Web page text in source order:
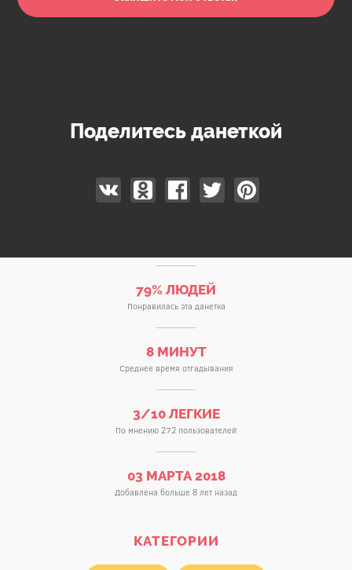
Поделитесь данеткой
79% ЛЮДЕЙ
Понравилась эта данетка
8 МИНУТ
Среднее время отгадывания
3/10 ЛЕГКИЕ
По мнению 272 пользователей
03 МАРТА 2018
Добавлена больше 8 лет назад
КАТЕГОРИИ